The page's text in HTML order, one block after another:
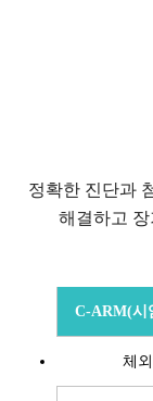
정확한 진단과
해결하고
C-ARM(시
체